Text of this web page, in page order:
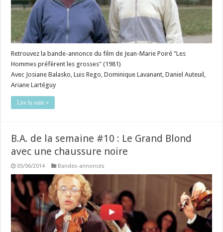
Retrouvez la bande-annonce du film de Jean-Marie Poiré "Les
Hommes préfèrent les grosses" (1981)
Avec Josiane Balasko, Luis Rego, Dominique Lavanant, Daniel Auteuil,
Ariane Lartéguy
Lire la suite »
B.A. de la semaine #10 : Le Grand Blond
avec une chaussure noire
05/06/2014 Bandes-annonces